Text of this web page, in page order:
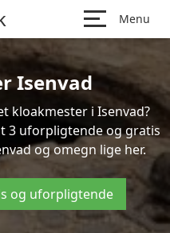
Menu
Isenvad
kloakmester i Isenvad?
3 uforpligtende og gratis
og omegn lige her.
og uforpligtende